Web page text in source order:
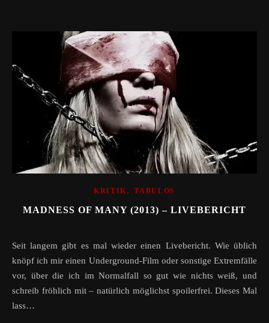
KRITIK ,TABULOS
MADNESS OF MANY (2013) – LIVEBERICHT
Seit langem gibt es mal wieder einen Livebericht. Wie üblich
knöpf ich mir einen Underground-Film oder sonstige Extremfälle
vor, über die ich im Normalfall so gut wie nichts weiß, und
schreib fröhlich mit – natürlich möglichst spoilerfrei. Dieses Mal
lass…